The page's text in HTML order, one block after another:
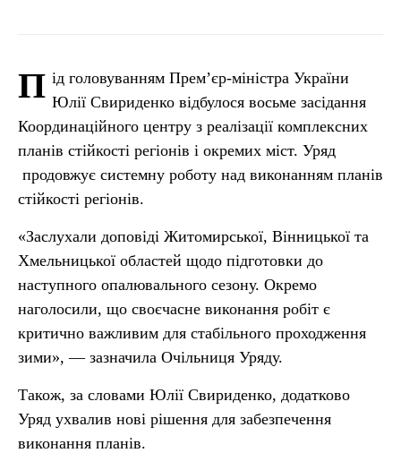
П ід головуванням Прем’єр-міністра України
Юлії Свириденко відбулося восьме засідання
Координаційного центру з реалізації комплексних
планів стійкості регіонів і окремих міст. Уряд
продовжує системну роботу над виконанням планів
стійкості регіонів.
«Заслухали доповіді Житомирської, Вінницької та
Хмельницької областей щодо підготовки до
наступного опалювального сезону. Окремо
наголосили, що своєчасне виконання робіт є
критично важливим для стабільного проходження
зими», — зазначила Очільниця Уряду.
Також, за словами Юлії Свириденко, додатково
Уряд ухвалив нові рішення для забезпечення
виконання планів.